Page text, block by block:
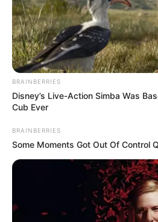
BRAINBERRIES
Disney’s Live-Action Simba Was
Cub Ever
BRAINBERRIES
Some Moments Got Out Of Control